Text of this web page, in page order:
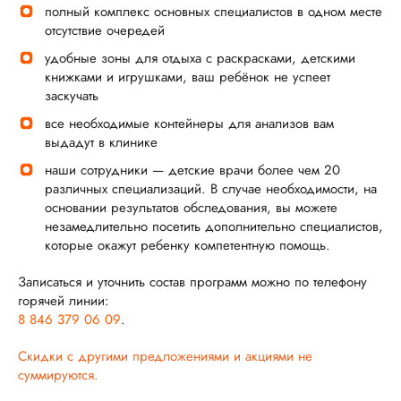
полный комплекс основных специалистов в одном месте
отсутствие очередей
удобные зоны для отдыха с раскрасками, детскими
книжками и игрушками, ваш ребёнок не успеет
заскучать
все необходимые контейнеры для анализов вам
выдадут в клинике
наши сотрудники — детские врачи более чем 20
различных специализаций. В случае необходимости, на
основании результатов обследования, вы можете
незамедлительно посетить дополнительно специалистов,
которые окажут ребенку компетентную помощь.
Записаться и уточнить состав программ можно по телефону
горячей линии:
8 846 379 06 09.
Скидки с другими предложениями и акциями не
суммируются.